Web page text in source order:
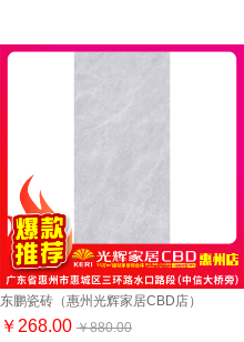
东鹏瓷砖（惠州光辉家居CBD店）
￥268.00 ￥880.00